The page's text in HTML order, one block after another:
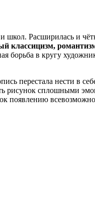
школ. Расширилась и
борьба в кругу
перестала нести в
рисунок сплошными
появлению